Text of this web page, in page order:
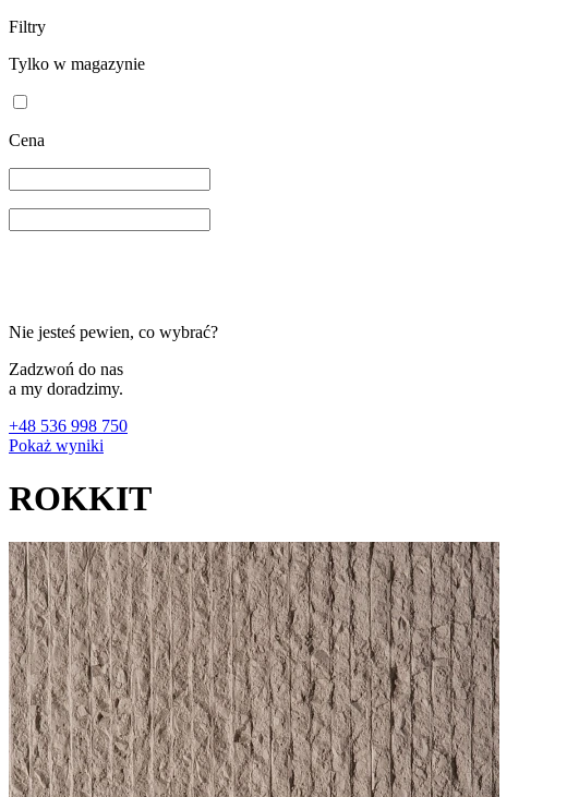
Filtry
Tylko w magazynie
Cena
Nie jesteś pewien, co wybrać?
Zadzwoń do nas
a my doradzimy.
+48 536 998 750
Pokaż wyniki
ROKKIT